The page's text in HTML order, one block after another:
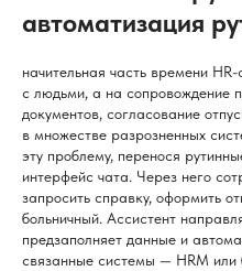
автоматизация
начительная часть времени
с людьми, а на сопровождение
документов, согласование
в множестве разрозненных
эту проблему, перенося
интерфейс чата. Через него
запросить справку, оформить
больничный. Ассистент
предзаполняет данные и
связанные системы — HRM или